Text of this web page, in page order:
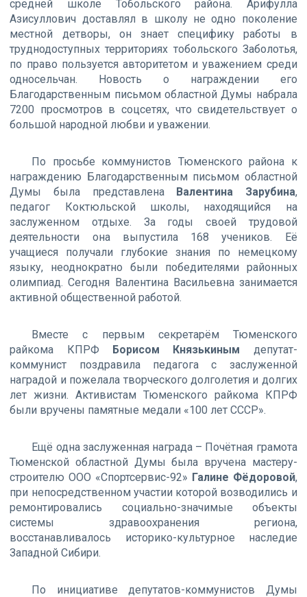
средней школе Тобольского района. Арифулла
Азисуллович доставлял в школу не одно поколение
местной детворы, он знает специфику работы в
труднодоступных территориях тобольского Заболотья,
по право пользуется авторитетом и уважением среди
односельчан. Новость о награждении его
Благодарственным письмом областной Думы набрала
7200 просмотров в соцсетях, что свидетельствует о
большой народной любви и уважении.
По просьбе коммунистов Тюменского района к
награждению Благодарственным письмом областной
Думы была представлена Валентина Зарубина,
педагог Коктюльской школы, находящийся на
заслуженном отдыхе. За годы своей трудовой
деятельности она выпустила 168 учеников. Её
учащиеся получали глубокие знания по немецкому
языку, неоднократно были победителями районных
олимпиад. Сегодня Валентина Васильевна занимается
активной общественной работой.
Вместе с первым секретарём Тюменского
райкома КПРФ Борисом Князькиным депутат-
коммунист поздравила педагога с заслуженной
наградой и пожелала творческого долголетия и долгих
лет жизни. Активистам Тюменского райкома КПРФ
были вручены памятные медали «100 лет СССР».
Ещё одна заслуженная награда – Почётная грамота
Тюменской областной Думы была вручена мастеру-
строителю ООО «Спортсервис-92» Галине Фёдоровой,
при непосредственном участии которой возводились и
ремонтировались социально-значимые объекты
системы здравоохранения региона,
восстанавливалось историко-культурное наследие
Западной Сибири.
По инициативе депутатов-коммунистов Думы